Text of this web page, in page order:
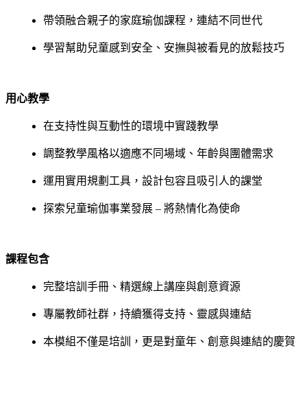
帶領融合親子的家庭瑜伽課程，連結不同世代
學習幫助兒童感到安全、安撫與被看見的放鬆技巧
用心教學
在支持性與互動性的環境中實踐教學
調整教學風格以適應不同場域、年齡與團體需求
運用實用規劃工具，設計包容且吸引人的課堂
探索兒童瑜伽事業發展 – 將熱情化為使命
課程包含
完整培訓手冊、精選線上講座與創意資源
專屬教師社群，持續獲得支持、靈感與連結
本模組不僅是培訓，更是對童年、創意與連結的慶賀